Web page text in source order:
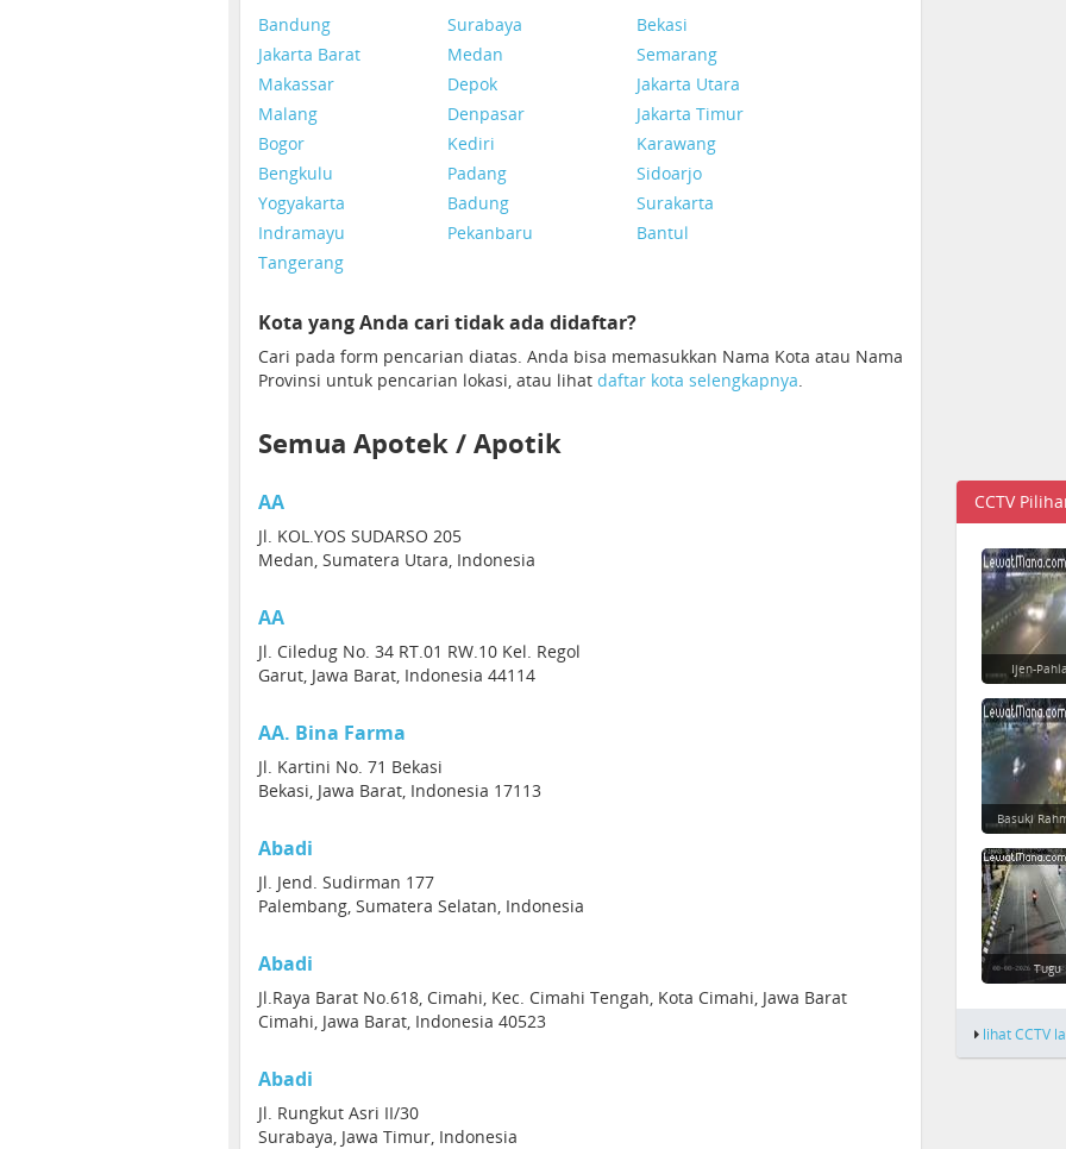
Bandung Surabaya
Bekasi
Jakarta Barat
Medan
Semarang
Makassar
Depok
Jakarta Utara
Malang
Denpasar
Jakarta Timur
Bogor
Kediri
Karawang
Bengkulu
Padang
Sidoarjo
Yogyakarta
Badung
Surakarta
Indramayu
Pekanbaru
Bantul
Tangerang
Kota yang Anda cari tidak ada didaftar?
Cari pada form pencarian diatas. Anda bisa memasukkan Nama Kota atau Nama
Provinsi untuk pencarian lokasi, atau lihat daftar kota selengkapnya.
Semua Apotek / Apotik
AA
Jl. KOL.YOS SUDARSO 205
Medan, Sumatera Utara, Indonesia
AA
Jl. Ciledug No. 34 RT.01 RW.10 Kel. Regol
Garut, Jawa Barat, Indonesia 44114
AA. Bina Farma
Jl. Kartini No. 71 Bekasi
Bekasi, Jawa Barat, Indonesia 17113
Abadi
Jl. Jend. Sudirman 177
Palembang, Sumatera Selatan, Indonesia
Abadi
Jl.Raya Barat No.618, Cimahi, Kec. Cimahi Tengah, Kota Cimahi, Jawa Barat
Cimahi, Jawa Barat, Indonesia 40523
Abadi
Jl. Rungkut Asri II/30
Surabaya, Jawa Timur, Indonesia
CCTV
Ijen-
Basuki
Tugu
lihat CCTV